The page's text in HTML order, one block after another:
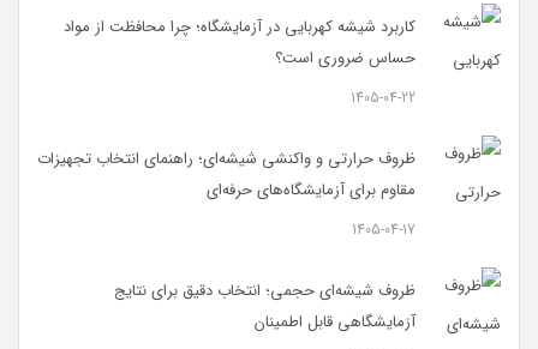
کاربرد شیشه کهربایی در آزمایشگاه؛ چرا محافظت از مواد
حساس ضروری است؟
1405-04-22
ظروف حرارتی و واکنشی شیشه‌ای؛ راهنمای انتخاب تجهیزات
مقاوم برای آزمایشگاه‌های حرفه‌ای
1405-04-17
ظروف شیشه‌ای حجمی؛ انتخاب دقیق برای نتایج
آزمایشگاهی قابل اطمینان